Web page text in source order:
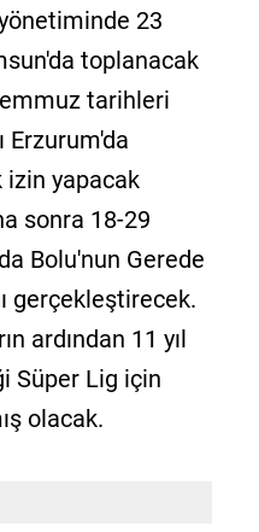
23
toplanacak
tarihleri
Erzurum'da
yapacak
sonra 18-29
Bolu'nun Gerede
gerçekleştirecek.
ardından 11 yıl
Süper Lig için
olacak.